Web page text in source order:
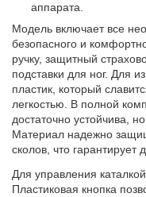
аппарата.
Модель включает все
безопасного и
ручку, защитный
подставки для ног. Для
пластик, который
легкостью. В полной
достаточно устойчива,
Материал надежно
сколов, что гарантирует
Для управления
Пластиковая кнопка